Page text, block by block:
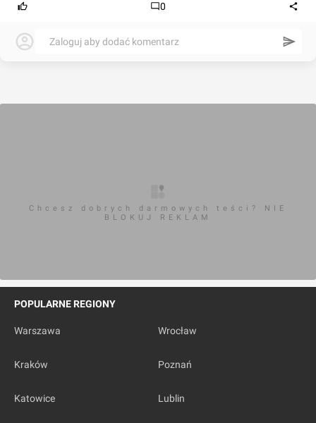
0
Zaloguj aby dodać komentarz
Chcesz dobrych darmowych teści? NIE
BLOKUJ REKLAM
POPULARNE REGIONY
Warszawa Wrocław
Kraków Poznań
Katowice Lublin